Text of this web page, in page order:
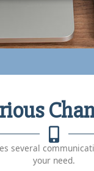
several
your need.